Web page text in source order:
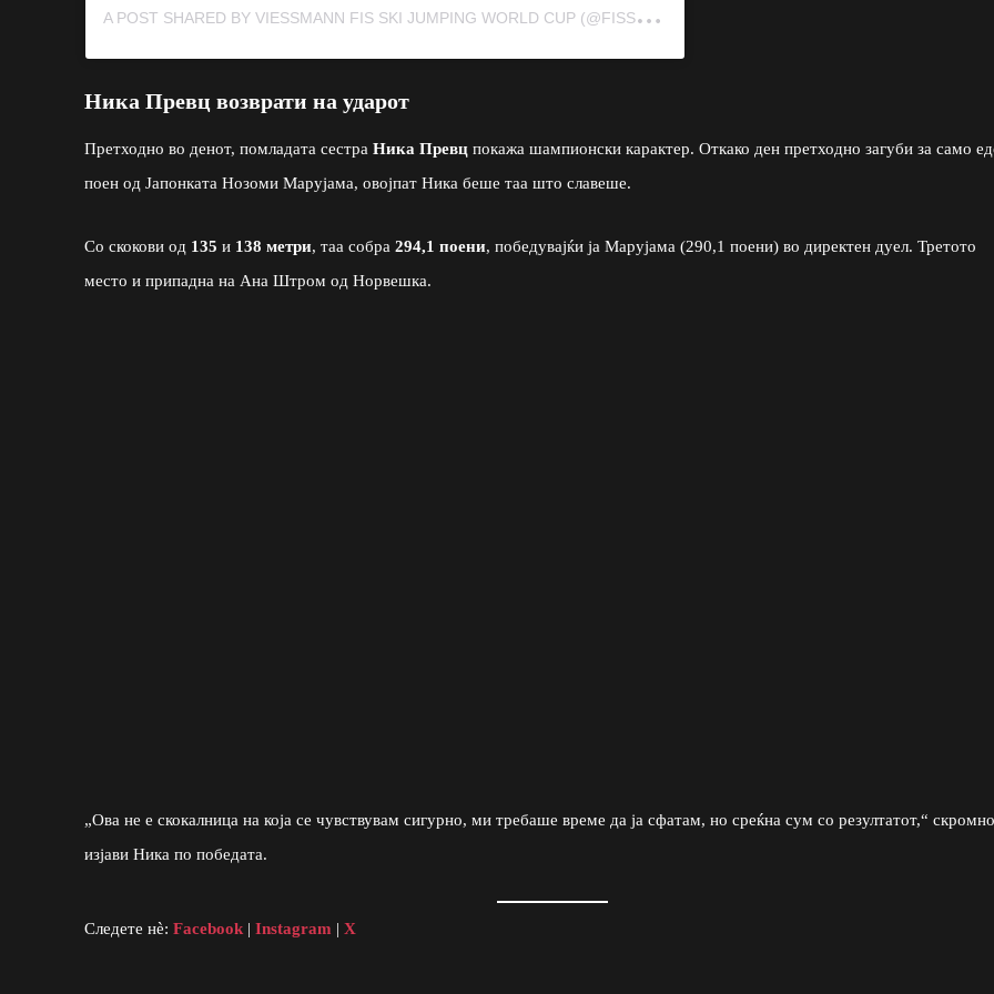
A
POST SHARED BY VIESSMANN FIS SKI JUMPING WORLD CUP (@FISSKIJUMPING)
Ника Превц возврати на ударот
Претходно во денот, помладата сестра Ника Превц покажа шампионски карактер. Откако ден претходно загуби за само
поен од Јапонката Нозоми Марујама, овојпат Ника беше таа што славеше.
Со скокови од 135 и 138 метри, таа собра 294,1 поени, победувајќи ја Марујама (290,1 поени) во директен дуел. Третото
место и припадна на Ана Штром од Норвешка.
„Ова не е скокалница на која се чувствувам сигурно, ми требаше време да ја сфатам, но среќна сум со резултатот,“ скромно
изјави Ника по победата.
Следете нè: Facebook | Instagram | X